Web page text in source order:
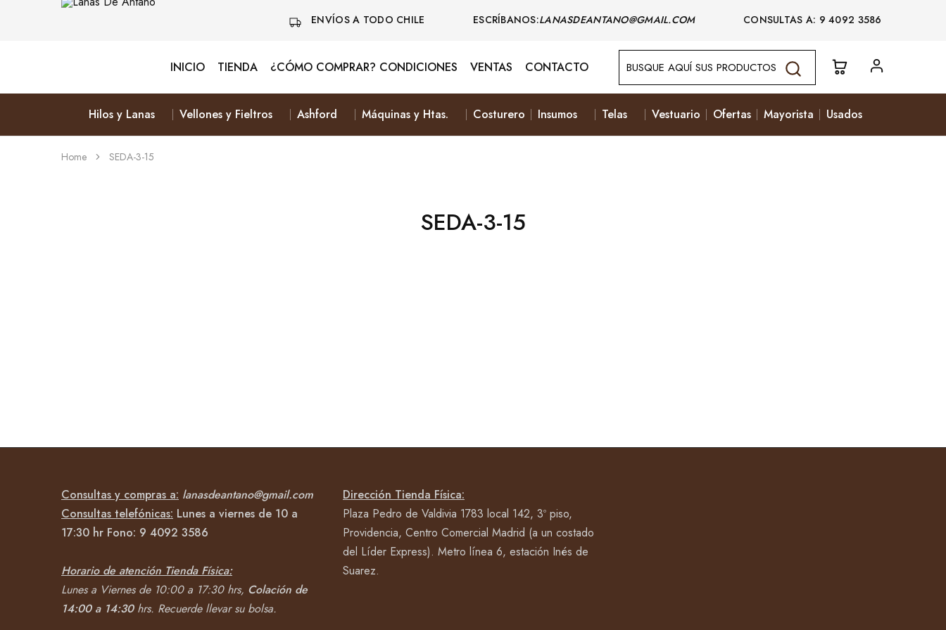
ENVÍOS A TODO CHILE ESCRÍBANOS:LANASDEANTANO@GMAIL.COM CONSULTAS A: 9 4092 3586
Antaño
&
INICIO TIENDA ¿CÓMO COMPRAR? CONDICIONES VENTAS CONTACTO
Hilos y Lanas Vellones y Fieltros Ashford Máquinas y Htas. Costurero Insumos Telas Vestuario Ofertas Mayorista Usados
Home SEDA-3-15
SEDA-3-15
Consultas y compras a: lanasdeantano@gmail.com
Consultas telefónicas: Lunes a viernes de 10 a
17:30 hr Fono: 9 4092 3586
Horario de atención Tienda Física:
Lunes a Viernes de 10:00 a 17:30 hrs, Colación de
14:00 a 14:30hrs. Recuerde llevar su bolsa.
Dirección Tienda Física:
Plaza Pedro de Valdivia 1783 local 142, 3º piso,
Providencia, Centro Comercial Madrid (a un costado
del Líder Express). Metro línea 6, estación Inés de
Suarez.